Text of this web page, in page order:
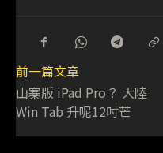
前一篇文章
山寨版 iPad Pro？ 大陸
Win Tab 升呢12吋芒